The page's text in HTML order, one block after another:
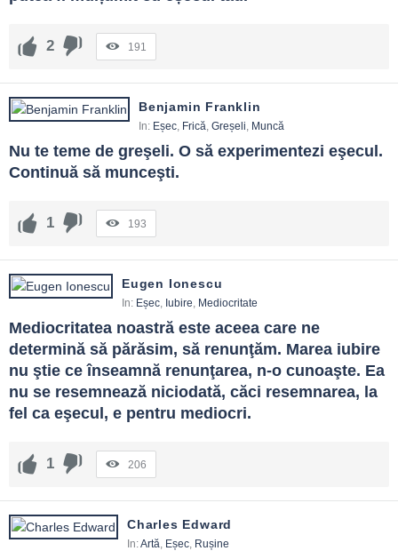
2 191
Benjamin Franklin
In: Eșec, Frică, Greșeli, Muncă
Nu te teme de greşeli. O să experimentezi eşecul.
Continuă să munceşti.
1 193
Eugen Ionescu
In: Eșec, Iubire, Mediocritate
Mediocritatea noastră este aceea care ne
determină să părăsim, să renunţăm. Marea iubire
nu ştie ce înseamnă renunţarea, n-o cunoaşte. Ea
nu se resemnează niciodată, căci resemnarea, la
fel ca eşecul, e pentru mediocri.
1 206
Charles Edward
In:Artă, Eșec, Rușine